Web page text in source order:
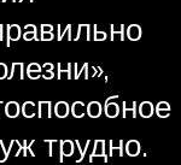
трудно.